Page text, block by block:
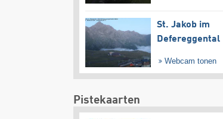
St. Jakob im
Defereggental
Webcam tonen
Pistekaarten